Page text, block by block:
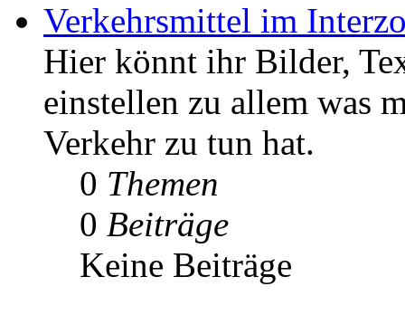
Verkehrsmittel im
Hier könnt ihr Bilder,
einstellen zu allem was
Verkehr zu tun hat.
0 Themen
0 Beiträge
Keine Beiträge